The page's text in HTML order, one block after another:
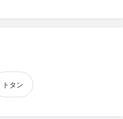
トタン